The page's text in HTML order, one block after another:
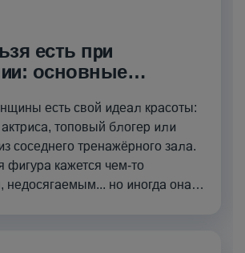
есть при
основные
есть свой идеал красоты:
топовый блогер или
соседнего тренажёрного зала.
фигура кажется чем-то
недосягаемым... но иногда она